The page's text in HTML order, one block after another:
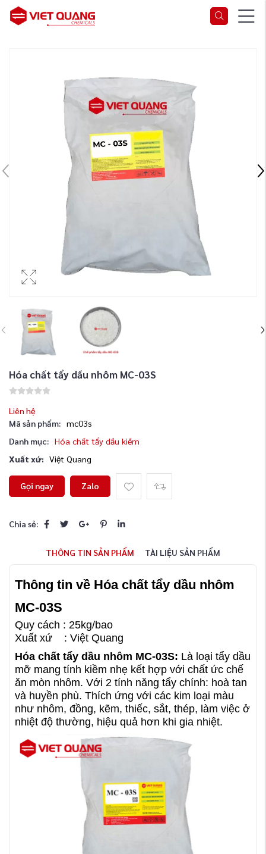
Hóa chất tẩy dầu nhôm MC-03S
Liên hệ
Mã sản phẩm: mc03s
Danh mục: Hóa chất tẩy dầu kiềm
Xuất xứ: Việt Quang
Gọi ngay Zalo
Chia sẻ:
THÔNG TIN SẢN PHẨM TÀI LIỆU SẢN PHẨM
Thông tin về Hóa chất tẩy dầu nhôm
MC-03S
Quy cách : 25kg/bao
Xuất xứ : Việt Quang
Hóa chất tẩy dầu nhôm MC-03S: Là loại tẩy dầu
mỡ mang tính kiềm nhẹ kết hợp với chất ức chế
ăn mòn nhôm. Với 2 tính năng tẩy chính: hoà tan
và huyền phù. Thích ứng với các kim loại màu
như nhôm, đồng, kẽm, thiếc, sắt, thép, làm việc ở
nhiệt độ thường, hiệu quả hơn khi gia nhiệt.